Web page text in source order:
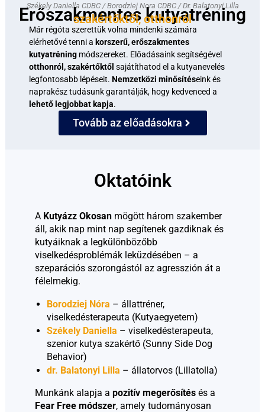
Székely Daniella CDBC / Borodziej Nora CDBC / Dr. Balatonyi Lilla
Erőszakmentes kutyatréning
szakértőktől, otthonról
Már régóta szerettük volna mindenki számára
elérhetővé tenni a korszerű, erőszakmentes
kutyatréningmódszereket. Előadásaink segítségével
otthonról, szakértőktől sajátíthatod el a kutyanevelés
legfontosabb lépéseit. Nemzetközi minősítéseink és
naprakész tudásunk garantálják, hogy kedvenced a
lehető legjobbat kapja.
Tovább az előadásokra
Oktatóink
A Kutyázz Okosan mögött három szakember
áll, akik nap mint nap segítenek gazdiknak és
kutyáiknak a legkülönbözőbb
viselkedésproblémák leküzdésében – a
szeparációs szorongástól az agresszión át a
félelmekig.
Borodziej Nóra – állattréner,
viselkedésterapeuta (Kutyaegyetem)
Székely Daniella – viselkedésterapeuta,
szenior kutya szakértő (Sunny Side Dog
Behavior)
dr. Balatonyi Lilla – állatorvos (Lillatolla)
Munkánk alapja a pozitív megerősítés
Fear Free módszer, amely tudományosan